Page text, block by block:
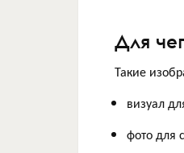
Для
Такие
визуал
фото для